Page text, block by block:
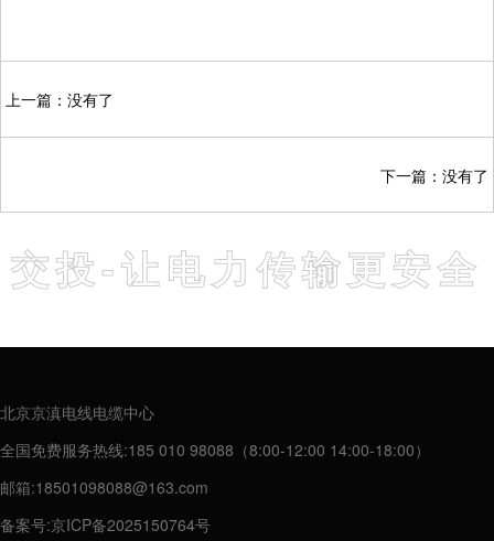
上一篇：没有了
下一篇：没有了
交投-让电力传输更安全
北京京滇电线电缆中心
全国免费服务热线:185 010 98088（8:00-12:00 14:00-18:00）
邮箱:18501098088@163.com
备案号:京ICP备2025150764号